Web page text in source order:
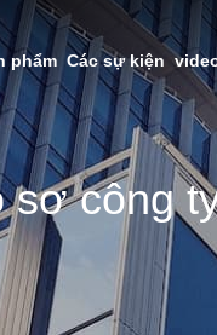
phẩm Các sự kiện
sơ công